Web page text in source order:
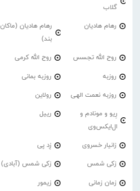
گلاب
رهام هادیان
رهام هادیان (ماکان
بند)
روح الله تجسس روح الله کرمی
روزبه روزبه بمانی
روزبه نعمت الهی رولاین
رِیو و مونادم و
ال‌ایکس‌وی
رییل
زانیار خسروی زِد پی
زکی شمس زکی شمس (آبادی)
زمان زمانی زیمور